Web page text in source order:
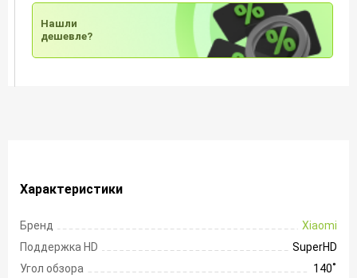
Нашли
дешевле?
Характеристики
Бренд
Xiaomi
Поддержка HD
SuperHD
Угол обзора
140 ̊